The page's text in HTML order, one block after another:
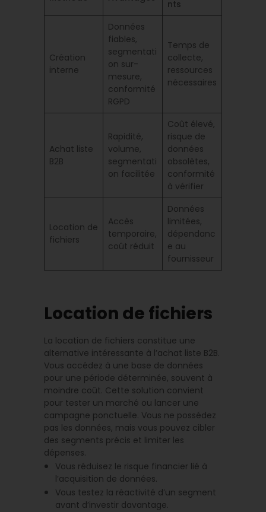
nts
Création
interne
Données
fiables,
segmentati
on sur-
mesure,
conformité
RGPD
Temps de
collecte,
ressources
nécessaires
Achat liste
B2B
Rapidité,
volume,
segmentati
on facilitée
Coût élevé,
risque de
données
obsolètes,
conformité
à vérifier
Location de
fichiers
Accès
temporaire,
coût réduit
Données
limitées,
dépendanc
e au
fournisseur
Location de fichiers
La location de fichiers constitue une
alternative intéressante à l’achat liste B2B.
Vous accédez à une base de données
pour une période déterminée, souvent à
moindre coût. Cette solution convient
pour tester un marché ou lancer une
campagne ponctuelle. Vous ne possédez
pas les données, mais vous pouvez cibler
des segments précis et limiter les
dépenses.
Vous réduisez le risque financier lié à
l’acquisition de données.
Vous testez la réactivité d’un segment
avant d’investir davantage.